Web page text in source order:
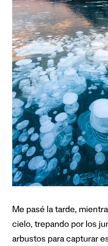
Me pasé la tarde,
cielo, trepando por los
arbustos para capturar